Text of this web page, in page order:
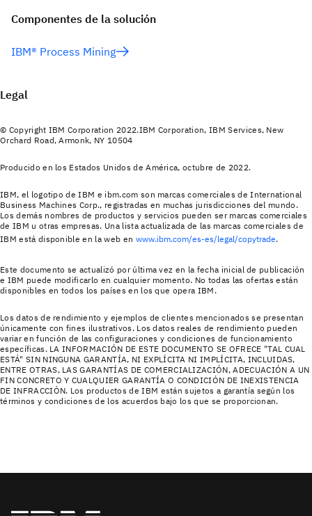
Componentes de la solución
IBM® Process Mining
Legal
© Copyright IBM Corporation 2022.IBM Corporation, IBM Services, New
Orchard Road, Armonk, NY 10504
Producido en los Estados Unidos de América, octubre de 2022.
IBM, el logotipo de IBM e ibm.com son marcas comerciales de International
Business Machines Corp., registradas en muchas jurisdicciones del mundo.
Los demás nombres de productos y servicios pueden ser marcas comerciales
de IBM u otras empresas. Una lista actualizada de las marcas comerciales de
IBM está disponible en la web en www.ibm.com/es-es/legal/copytrade.
Este documento se actualizó por última vez en la fecha inicial de publicación
e IBM puede modificarlo en cualquier momento. No todas las ofertas están
disponibles en todos los países en los que opera IBM.
Los datos de rendimiento y ejemplos de clientes mencionados se presentan
únicamente con fines ilustrativos. Los datos reales de rendimiento pueden
variar en función de las configuraciones y condiciones de funcionamiento
específicas. LA INFORMACIÓN DE ESTE DOCUMENTO SE OFRECE "TAL CUAL
ESTÁ" SIN NINGUNA GARANTÍA, NI EXPLÍCITA NI IMPLÍCITA, INCLUIDAS,
ENTRE OTRAS, LAS GARANTÍAS DE COMERCIALIZACIÓN, ADECUACIÓN A UN
FIN CONCRETO Y CUALQUIER GARANTÍA O CONDICIÓN DE INEXISTENCIA
DE INFRACCIÓN. Los productos de IBM están sujetos a garantía según los
términos y condiciones de los acuerdos bajo los que se proporcionan.